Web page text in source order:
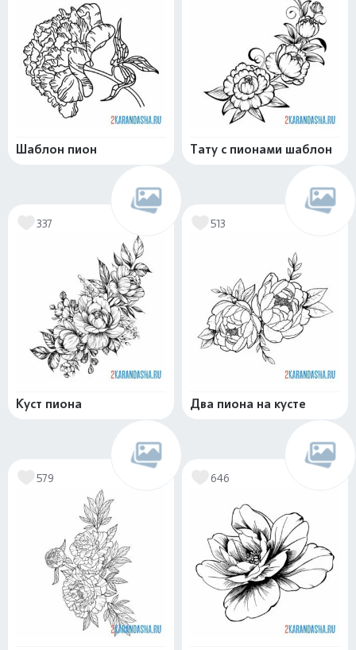
Шаблон пион Тату с пионами шаблон
337
Куст пиона
513
Два пиона на кусте
579 646